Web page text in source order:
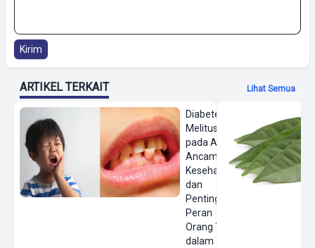
Kirim
ARTIKEL TERKAIT Lihat Semua
Diabetes
Melitus
pada Anak,
Ancaman
Kesehatan
dan
Pentingnya
Peran
Orang Tua
dalam